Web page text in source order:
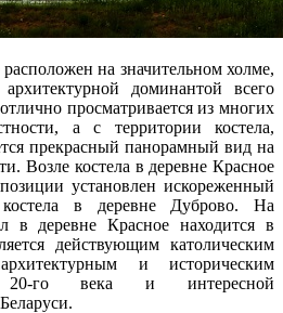
на значительном холме,
доминантой всего
просматривается из многих
а с территории костела,
прекрасный панорамный вид на
Возле костела в деревне Красное
установлен искореженный
в деревне Дуброво. На
в деревне Красное находится в
действующим католическим
и историческим
20-го века и интересной